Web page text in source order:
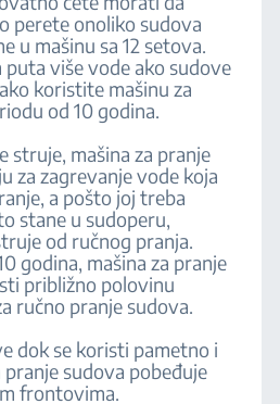
perete onoliko sudova
u mašinu sa 12 setova.
više vode ako sudove
koristite mašinu za
od 10 godina.
struje, mašina za pranje
za zagrevanje vode koja
a pošto joj treba
stane u sudoperu,
od ručnog pranja.
godina, mašina za pranje
približno polovinu
ručno pranje sudova.
dok se koristi pametno i
pranje sudova pobeđuje
frontovima.